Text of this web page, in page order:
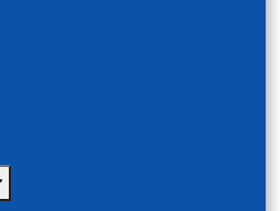
Weitere Informationen: Freizeit und